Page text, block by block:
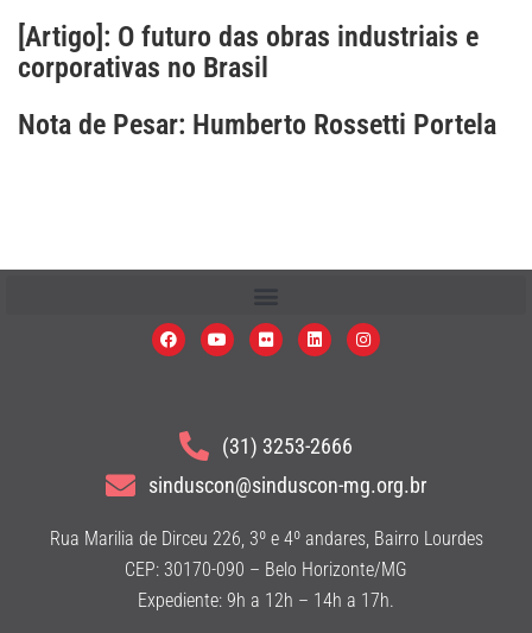
[Artigo]: O futuro das obras industriais e
corporativas no Brasil
Nota de Pesar: Humberto Rossetti Portela
(31) 3253-2666
sinduscon@sinduscon-mg.org.br
Rua Marilia de Dirceu 226, 3º e 4º andares, Bairro Lourdes
CEP: 30170-090 – Belo Horizonte/MG
Expediente: 9h a 12h – 14h a 17h.